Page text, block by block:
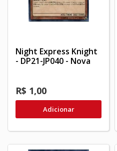
Night Express Knight
- DP21-JP040 - Nova
R$ 1,00
Adicionar